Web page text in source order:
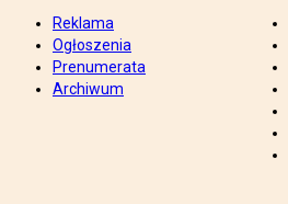
Reklama
Ogłoszenia
Prenumerata
Archiwum